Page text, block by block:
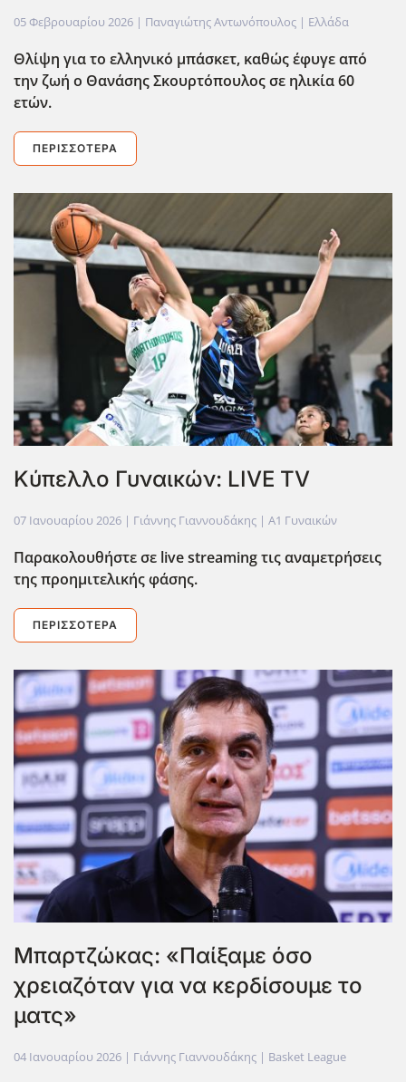
05 Φεβρουαρίου 2026 | Παναγιώτης Αντωνόπουλος | Ελλάδα
Θλίψη για το ελληνικό μπάσκετ, καθώς έφυγε από
την ζωή ο Θανάσης Σκουρτόπουλος σε ηλικία 60
ετών.
ΠΕΡΙΣΣΌΤΕΡΑ
Κύπελλο Γυναικών: LIVE TV
07 Ιανουαρίου 2026 | Γιάννης Γιαννουδάκης | Α1 Γυναικών
Παρακολουθήστε σε livestreamingτις αναμετρήσεις
της προημιτελικής φάσης.
ΠΕΡΙΣΣΌΤΕΡΑ
Μπαρτζώκας: «Παίξαμε όσο
χρειαζόταν για να κερδίσουμε το
ματς»
04 Ιανουαρίου 2026 | Γιάννης Γιαννουδάκης | Basket League